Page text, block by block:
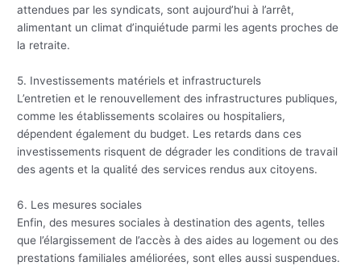
attendues par les syndicats, sont aujourd’hui à l’arrêt,
alimentant un climat d’inquiétude parmi les agents proches de
la retraite.
5. Investissements matériels et infrastructurels
L’entretien et le renouvellement des infrastructures publiques,
comme les établissements scolaires ou hospitaliers,
dépendent également du budget. Les retards dans ces
investissements risquent de dégrader les conditions de travail
des agents et la qualité des services rendus aux citoyens.
6. Les mesures sociales
Enfin, des mesures sociales à destination des agents, telles
que l’élargissement de l’accès à des aides au logement ou des
prestations familiales améliorées, sont elles aussi suspendues.